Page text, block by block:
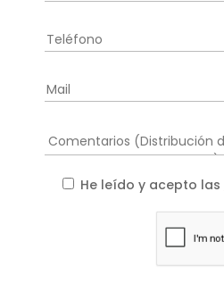
He leído y acepto las